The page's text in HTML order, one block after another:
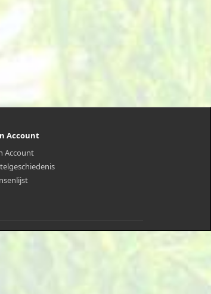
Account
Account